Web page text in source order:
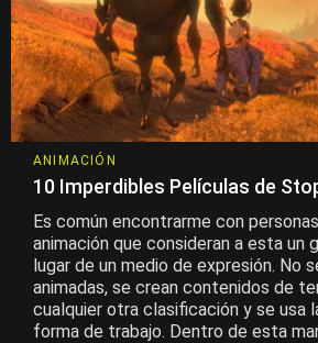
ANIMACIÓN
10 Imperdibles Películas de
Es común encontrarme con
animación que consideran a esta un
lugar de un medio de expresión. No
animadas, se crean contenidos de
cualquier otra clasificación y se usa
forma de trabajo. Dentro de esta